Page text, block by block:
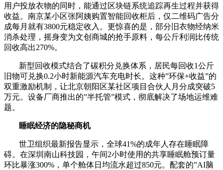
用户投放衣物的同时，能通过区块链系统追踪再生过程并获得
收益。南京某小区张阿姨购置智能回收柜后，仅二维码广告分
成每月就有3800元稳定收入。更惊喜的是，部分旧衣物经纳米
消杀处理，摇身变为文创商城的抢手原料，每公斤利润比传统
回收高出270%。
新型回收模式结合了碳积分兑换体系，居民每回收1公斤
旧物可兑换0.2小时新能源汽车充电时长。这种”环保+收益”的
双重激励机制，让北京朝阳区某社区项目合伙人月分成突破5
万元。设备厂商推出的”半托管”模式，彻底解决了场地运维难
题。
睡眠经济的隐秘商机
世卫组织最新报告显示，全球41%的成年人存在睡眠障
碍。在深圳南山科技园，午间2小时使用的共享睡眠舱预订量
环比暴涨300%，单个舱体日均流水超过850元。配套的”AI脑